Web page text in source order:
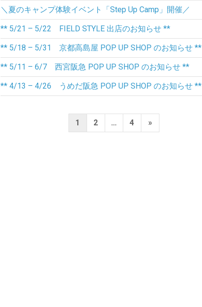
＼夏のキャンプ体験イベント「Step Up Camp」開催／
** 5/21 – 5/22 FIELD STYLE 出店のお知らせ **
** 5/18 – 5/31 京都高島屋 POP UP SHOP のお知らせ **
** 5/11 – 6/7 西宮阪急 POP UP SHOP のお知らせ **
** 4/13 – 4/26 うめだ阪急 POP UP SHOP のお知らせ **
投
1 2 … 4
Next
»